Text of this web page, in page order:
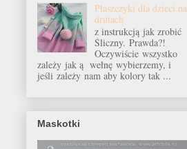
Płaszczyki dla dzieci na
drutach
z instrukcją jak zrobić
Śliczny. Prawda?!
Oczywiście wszystko
zależy jak ą wełnę wybierzemy, i
jeśli zależy nam aby kolory tak ...
Maskotki